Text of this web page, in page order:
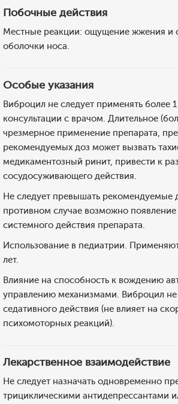
Побочные действия
Местные реакции: ощущение жжения и
оболочки носа.
Особые указания
Виброцил не следует применять более
консультации с врачом. Длительное
чрезмерное применение препарата,
рекомендуемых доз может вызвать
медикаментозный ринит, привести к
сосудосуживающего действия.
Не следует превышать рекомендуемые
противном случае возможно
системного действия препарата.
Использование в педиатрии.
лет.
Влияние на способность к вождению
управлению механизмами. Виброцил не
седативного действия (не влияет на
психомоторных реакций).
Лекарственное взаимодействие
Не следует назначать одновременно
трициклическими антидепрессантами